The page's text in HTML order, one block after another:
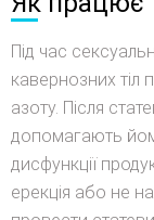
Під час
кавернозних тіл
азоту. Після
допомагають
дисфункції
ерекція або не